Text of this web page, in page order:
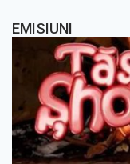
EMISIUNI